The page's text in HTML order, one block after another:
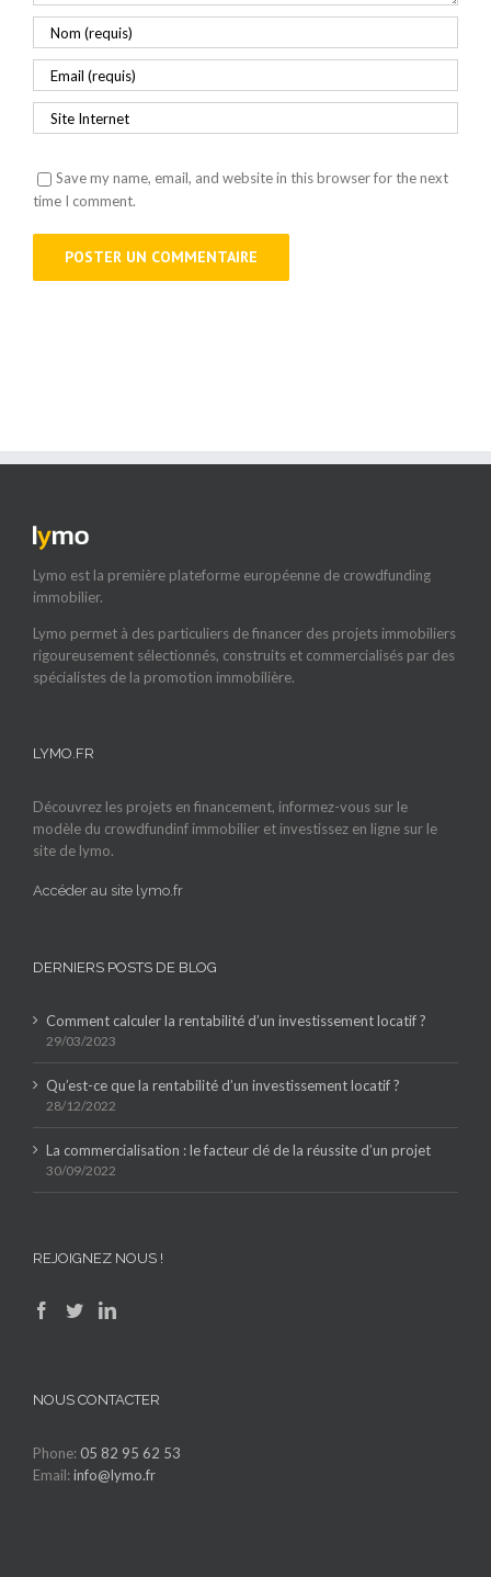
Save my name, email, and website in this browser for the next
time I comment.
Lymo est la première plateforme européenne de crowdfunding
immobilier.
Lymo permet à des particuliers de financer des projets immobiliers
rigoureusement sélectionnés, construits et commercialisés par des
spécialistes de la promotion immobilière.
LYMO.FR
Découvrez les projets en financement, informez-vous sur le
modèle du crowdfundinf immobilier et investissez en ligne sur le
site de lymo.
Accéder au site lymo.fr
DERNIERS POSTS DE BLOG
Comment calculer la rentabilité d’un investissement locatif ?
29/03/2023
Qu’est-ce que la rentabilité d’un investissement locatif ?
28/12/2022
La commercialisation : le facteur clé de la réussite d’un projet
30/09/2022
REJOIGNEZ NOUS !
NOUS CONTACTER
Phone: 05 82 95 62 53
Email:info@lymo.fr